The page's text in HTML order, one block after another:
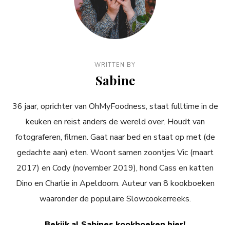
WRITTEN BY
Sabine
36 jaar, oprichter van OhMyFoodness, staat fulltime in de
keuken en reist anders de wereld over. Houdt van
fotograferen, filmen. Gaat naar bed en staat op met (de
gedachte aan) eten. Woont samen zoontjes Vic (maart
2017) en Cody (november 2019), hond Cass en katten
Dino en Charlie in Apeldoorn. Auteur van 8 kookboeken
waaronder de populaire Slowcookerreeks.